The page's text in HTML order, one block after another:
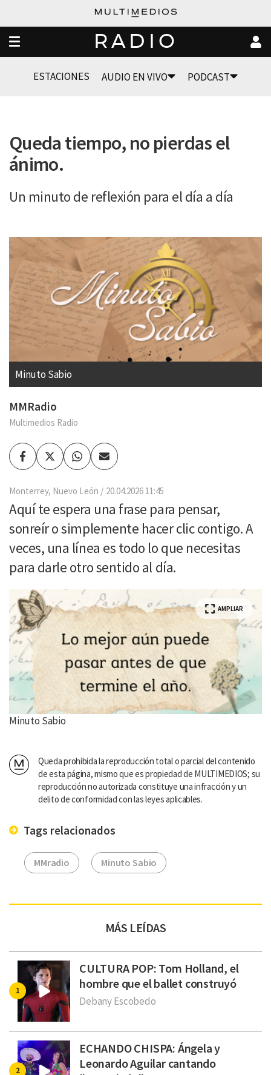
RADIO
ESTACIONES AUDIO EN VIVO PODCAST
Queda tiempo, no pierdas el
ánimo.
Un minuto de reflexión para el día a día
Minuto Sabio
MMRadio
Multimedios Radio
FacebookTwitterWhatsapp
Enviar
por
Monterrey, Nuevo León 20.04.2026 11:45
Aquí te espera una frase para pensar,
sonreír o simplemente hacer clic contigo. A
veces, una línea es todo lo que necesitas
para darle otro sentido al día.
AMPLIAR
Minuto Sabio
Queda prohibida la reproducción total o parcial del contenido
de esta página, mismo que es propiedad de MULTIMEDIOS; su
reproducción no autorizada constituye una infracción y un
delito de conformidad con las leyes aplicables.
Tags relacionados
MMradio Minuto Sabio
MÁS LEÍDAS
CULTURA POP: Tom Holland, el
hombre que el ballet construyó
Debany Escobedo
ECHANDO CHISPA: Ángela y
Leonardo Aguilar cantando